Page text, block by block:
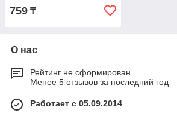
(ОАО УАЗ)
759 ₸
О нас
Рейтинг не сформирован
Менее 5 отзывов за последний год
Работает с 05.09.2014